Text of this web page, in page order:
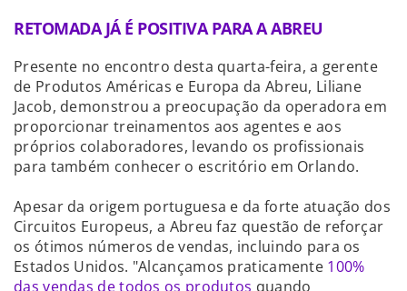
RETOMADA JÁ É POSITIVA PARA A ABREU
Presente no encontro desta quarta-feira, a gerente
de Produtos Américas e Europa da Abreu, Liliane
Jacob, demonstrou a preocupação da operadora em
proporcionar treinamentos aos agentes e aos
próprios colaboradores, levando os profissionais
para também conhecer o escritório em Orlando.
Apesar da origem portuguesa e da forte atuação dos
Circuitos Europeus, a Abreu faz questão de reforçar
os ótimos números de vendas, incluindo para os
Estados Unidos. "Alcançamos praticamente 100%
das vendas de todos os produtos quando